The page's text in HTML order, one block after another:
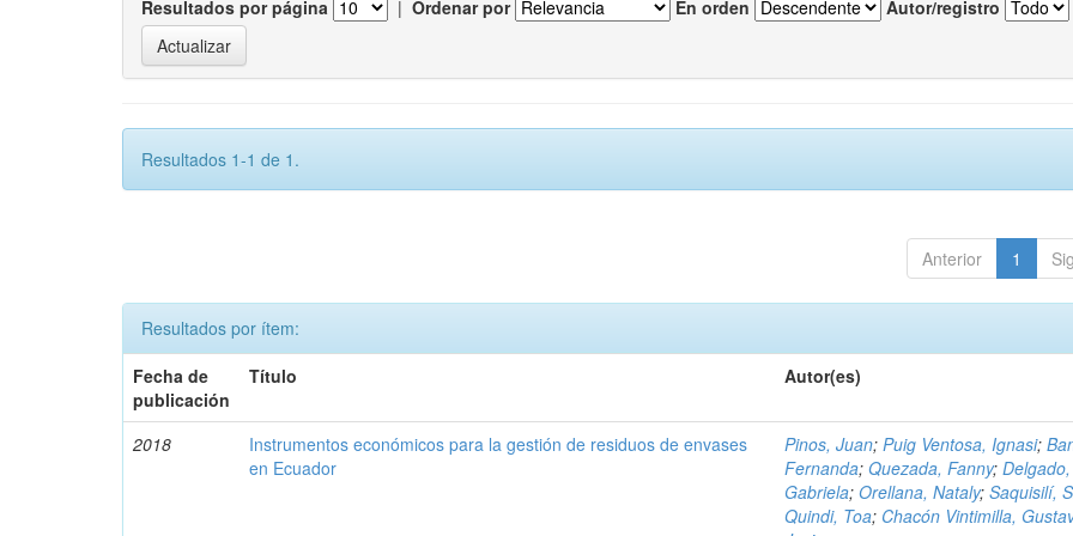
Resultados por página | Ordenar por En orden Autor/registro
Resultados 1-1 de 1.
Anterior 1
Resultados por ítem:
Fecha de
publicación
Título Autor(es)
2018
Instrumentos económicos para la gestión de residuos de envases
en Ecuador
Pinos, Juan;Puig Ventosa, Ignasi;
Fernanda;Quezada, Fanny;Delgado,
Gabriela;Orellana, Nataly;Saquisilí,
Quindi, Toa; Chacón Vintimilla,